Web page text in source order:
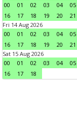
00
01 02 03 04 05
16
17 18 19 20 21
Fri 14 Aug 2026
00
01 02 03 04 05
16
17 18 19 20 21
Sat 15 Aug 2026
00
01 02 03 04 05
16
17 18